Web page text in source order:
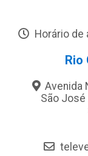
Horário de
Rio
Avenida
São José